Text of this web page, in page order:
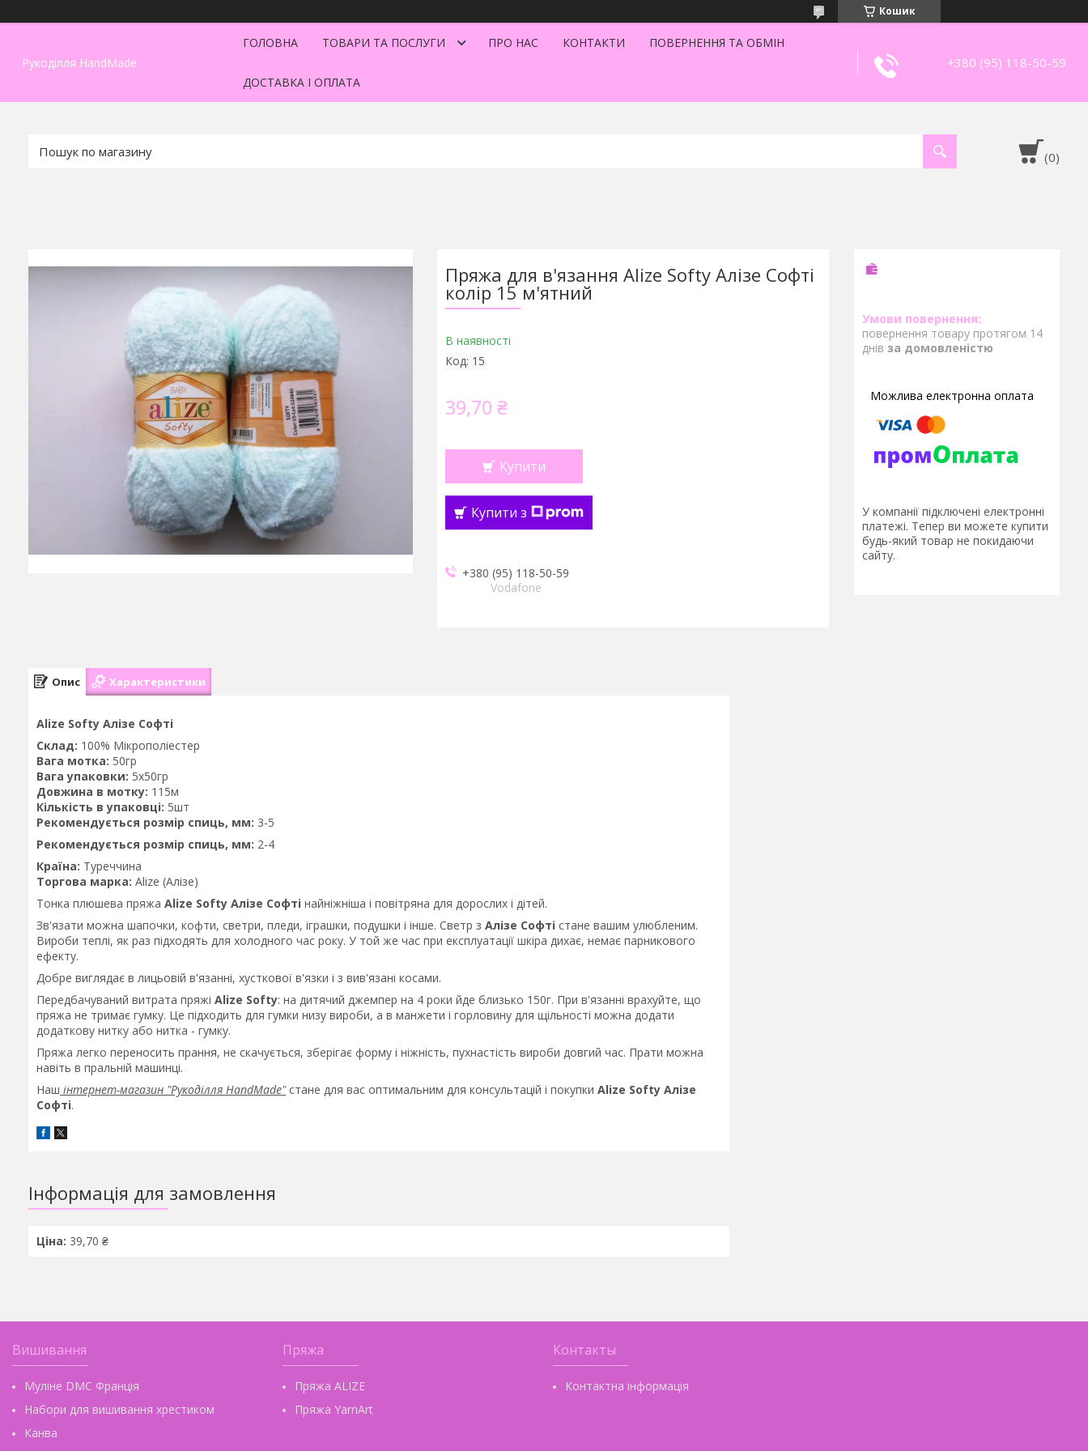
Кошик
Рукоділля HandMade
ГОЛОВНА ТОВАРИ ТА ПОСЛУГИ ПРО НАС КОНТАКТИ ПОВЕРНЕННЯ ТА ОБМІН
ДОСТАВКА І ОПЛАТА
+380 (95) 118-50-59
Пряжа для в'язання Alize Softy Алізе Софті
колір 15 м'ятний
В наявності
Код: 15
39,70 ₴
Купити
Купити з
+380 (95) 118-50-59
Vodafone
повернення товару протягом 14
днів за домовленістю
У компанії підключені електронні
платежі. Тепер ви можете купити
будь-який товар не покидаючи
сайту.
Опис Характеристики
Alize Softy Алізе Софті
Склад: 100% Мікрополіестер
Вага мотка: 50гр
Вага упаковки: 5х50гр
Довжина в мотку: 115м
Кількість в упаковці: 5шт
Рекомендується розмір спиць, мм: 3-5
Рекомендується розмір спиць, мм: 2-4
Країна: Туреччина
Торгова марка: Alize (Алізе)
Тонка плюшева пряжа Alize Softy Алізе Софті найніжніша і повітряна для дорослих і дітей.
Зв'язати можна шапочки, кофти, светри, пледи, іграшки, подушки і інше. Светр з Алізе Софті стане вашим улюбленим.
Вироби теплі, як раз підходять для холодного час року. У той же час при експлуатації шкіра дихає, немає парникового
ефекту.
Добре виглядає в лицьовій в'язанні, хусткової в'язки і з вив'язані косами.
Передбачуваний витрата пряжі Alize Softy: на дитячий джемпер на 4 роки йде близько 150г. При в'язанні врахуйте, що
пряжа не тримає гумку. Це підходить для гумки низу вироби, а в манжети і горловину для щільності можна додати
додаткову нитку або нитка - гумку.
Пряжа легко переносить прання, не скачується, зберігає форму і ніжність, пухнастість вироби довгий час. Прати можна
навіть в пральній машинці.
Наш інтернет-магазин "Рукоділля HandMade"стане для вас оптимальним для консультацій і покупки Alize Softy Алізе
Софті.
Інформація для замовлення
Ціна: 39,70 ₴
Вишивання
Муліне DMC Франція
Набори для вишивання хрестиком
Канва
Пряжа
Пряжа ALIZE
Пряжа YarnArt
Контакты
Контактна інформація